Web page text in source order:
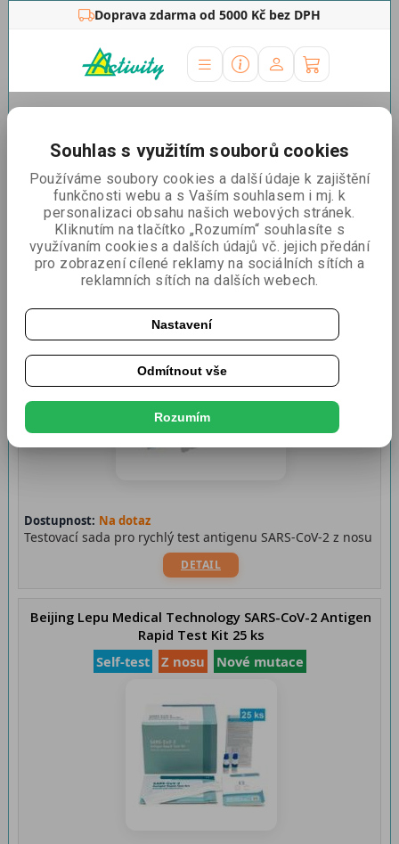
Doprava zdarma od 5000 Kč bez DPH
Lepu Antigen Rapid Test
Řadit podle: Nejlevnější Nejdražší Nejprodávanější
Beijing Lepu Medical Technology SARS-CoV-2 Antigen
Rapid Test Kit 1 ks
Self-test
Z nosu Nové mutace
Dostupnost: Na dotaz
Testovací sada pro rychlý test antigenu SARS-CoV-2 z nosu
DETAIL
Beijing Lepu Medical Technology SARS-CoV-2 Antigen
Rapid Test Kit 25 ks
Self-test
Z nosu Nové mutace
Souhlas s využitím souborů cookies
Používáme soubory cookies a další údaje k zajištění
funkčnosti webu a s Vaším souhlasem i mj. k
personalizaci obsahu našich webových stránek.
Kliknutím na tlačítko „Rozumím“ souhlasíte s
využívaním cookies a dalších údajů vč. jejich předání
pro zobrazení cílené reklamy na sociálních sítích a
reklamních sítích na dalších webech.
Nastavení
Odmítnout vše
Rozumím